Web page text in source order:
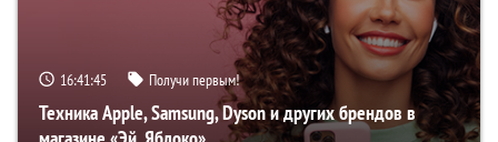
16:41:45 Получи первым!
Техника Apple, Samsung, Dyson и других брендов в